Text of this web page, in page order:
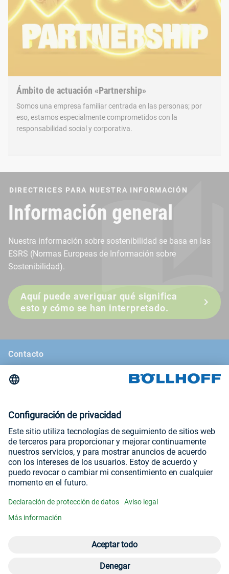
Ámbito de actuación «Partnership»
Somos una empresa familiar centrada en las personas; por
eso, estamos especialmente comprometidos con la
responsabilidad social y corporativa.
DIRECTRICES PARA NUESTRA INFORMACIÓN
Información general
Nuestra información sobre sostenibilidad se basa en las
ESRS (Normas Europeas de Información sobre
Sostenibilidad).
Aquí puede averiguar qué significa
esto y cómo se han interpretado.
Contacto
Noticias
Ferias comerciales y seminarios
Aviso legal
Condiciones generales de venta
Declaración de protección de datos